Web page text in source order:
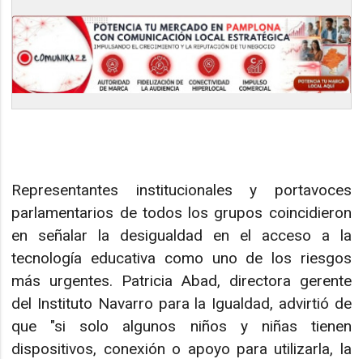
Representantes institucionales y portavoces
parlamentarios de todos los grupos coincidieron
en señalar la desigualdad en el acceso a la
tecnología educativa como uno de los riesgos
más urgentes. Patricia Abad, directora gerente
del Instituto Navarro para la Igualdad, advirtió de
que "si solo algunos niños y niñas tienen
dispositivos, conexión o apoyo para utilizarla, la